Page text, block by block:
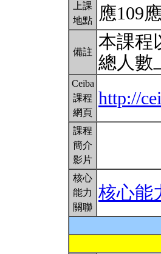
上課
地點
應109
備註
本課程
總人數
Ceiba
課程
網頁
http://
課程
簡介
影片
核心
能力
關聯
核心能